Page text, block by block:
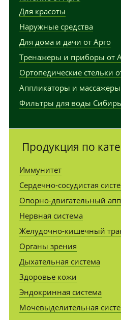
Для красоты
Наружные средства
Для дома и дачи от Арго
Тренажеры и приборы от
Ортопедические стельки
Аппликаторы и
Фильтры для воды
Продукция по
Иммунитет
Сердечно-сосудистая
Опорно-двигательный
Нервная система
Желудочно-кишечный
Органы зрения
Дыхательная система
Здоровье кожи
Эндокринная система
Мочевыделительная